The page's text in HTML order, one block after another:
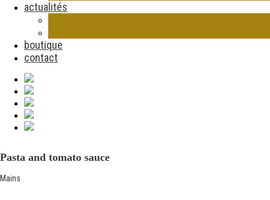
actualités
boutique
contact
Pasta and tomato sauce
Mains